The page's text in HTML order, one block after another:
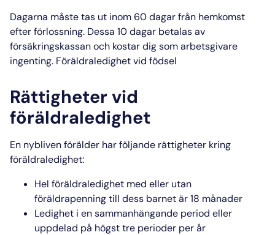
Dagarna måste tas ut inom 60 dagar från hemkomst
efter förlossning. Dessa 10 dagar betalas av
försäkringskassan och kostar dig somarbetsgivare
ingenting. Föräldraledighet vid födsel
Rättigheter vid
föräldraledighet
En nybliven förälder har följande rättigheter kring
föräldraledighet:
Hel föräldraledighet med eller utan
föräldrapenning till dess barnet är 18 månader
Ledighet i en sammanhängande period eller
uppdelad på högst tre perioder per år